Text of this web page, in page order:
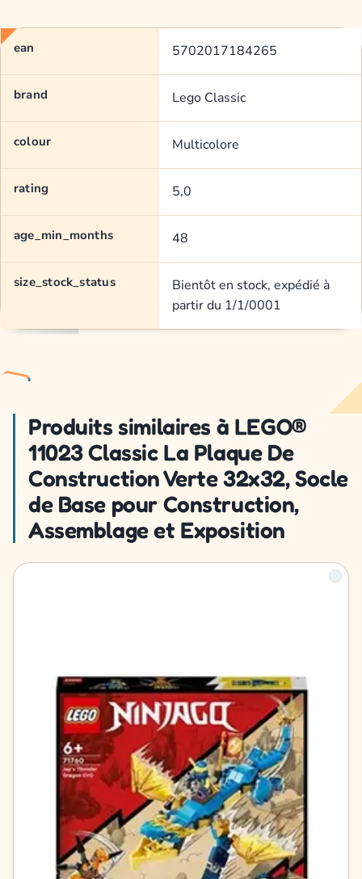
ean 5702017184265
brand Lego Classic
colour Multicolore
rating 5,0
age_min_months 48
size_stock_status
Bientôt en stock, expédié à
partir du 1/1/0001
Produits similaires à LEGO®
11023 Classic La Plaque De
Construction Verte 32x32, Socle
de Base pour Construction,
Assemblage et Exposition